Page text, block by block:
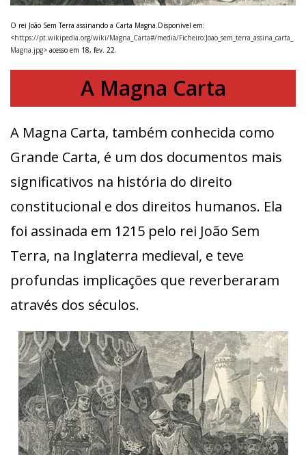
O rei João Sem Terra assinando a Carta Magna.Disponível em:
<https://pt.wikipedia.org/wiki/Magna_Carta#/media/Ficheiro:Joao_sem_terra_assina_carta_
Magna.jpg> acesso em 18, fev. 22.
A Magna Carta
A Magna Carta, também conhecida como
Grande Carta, é um dos documentos mais
significativos na história do direito
constitucional e dos direitos humanos. Ela
foi assinada em 1215 pelo rei João Sem
Terra, na Inglaterra medieval, e teve
profundas implicações que reverberaram
através dos séculos.